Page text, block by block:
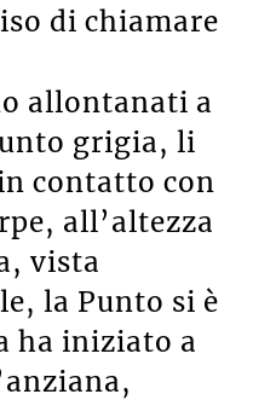
di chiamare
allontanati a
grigia, li
contatto con
all’altezza
vista
la Punto si è
ha iniziato a